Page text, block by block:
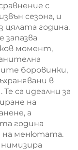
с
сезона, и
цялата година.
запазва
момент,
боровинки,
в
са идеални за
на
а
година
на менютата.